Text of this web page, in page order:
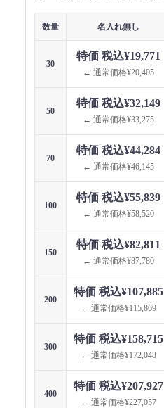
数量 名入れ無し
30
特価 税込¥19,771
← 通常価格¥20,405
50
特価 税込¥32,149
← 通常価格¥33,275
70
特価 税込¥44,284
← 通常価格¥46,145
100
特価 税込¥55,839
← 通常価格¥58,520
150
特価 税込¥82,811
← 通常価格¥87,780
200
特価 税込¥107,885
← 通常価格¥115,869
300
特価 税込¥158,715
← 通常価格¥172,048
400
特価 税込¥207,927
← 通常価格¥227,057